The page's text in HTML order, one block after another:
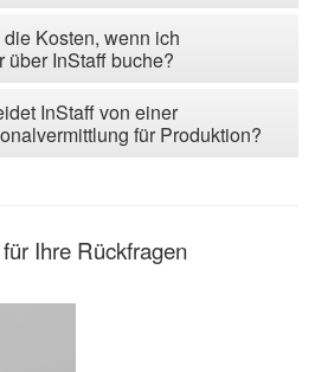
Kosten, wenn ich
über InStaff buche?
InStaff von einer
für Produktion?
Ihre Rückfragen